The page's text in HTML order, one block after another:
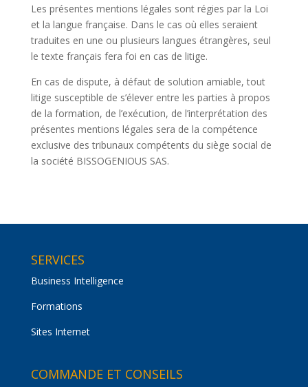
Les présentes mentions légales sont régies par la Loi
et la langue française. Dans le cas où elles seraient
traduites en une ou plusieurs langues étrangères, seul
le texte français fera foi en cas de litige.
En cas de dispute, à défaut de solution amiable, tout
litige susceptible de s’élever entre les parties à propos
de la formation, de l’exécution, de l’interprétation des
présentes mentions légales sera de la compétence
exclusive des tribunaux compétents du siège social de
la société BISSOGENIOUS SAS.
SERVICES
Business Intelligence
Formations
Sites Internet
COMMANDE ET CONSEILS